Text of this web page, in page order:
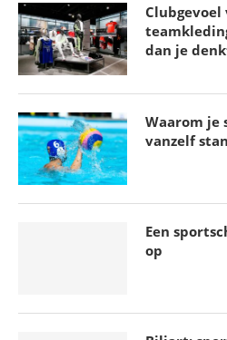
dan je
Waarom
vanzelf
Een
op